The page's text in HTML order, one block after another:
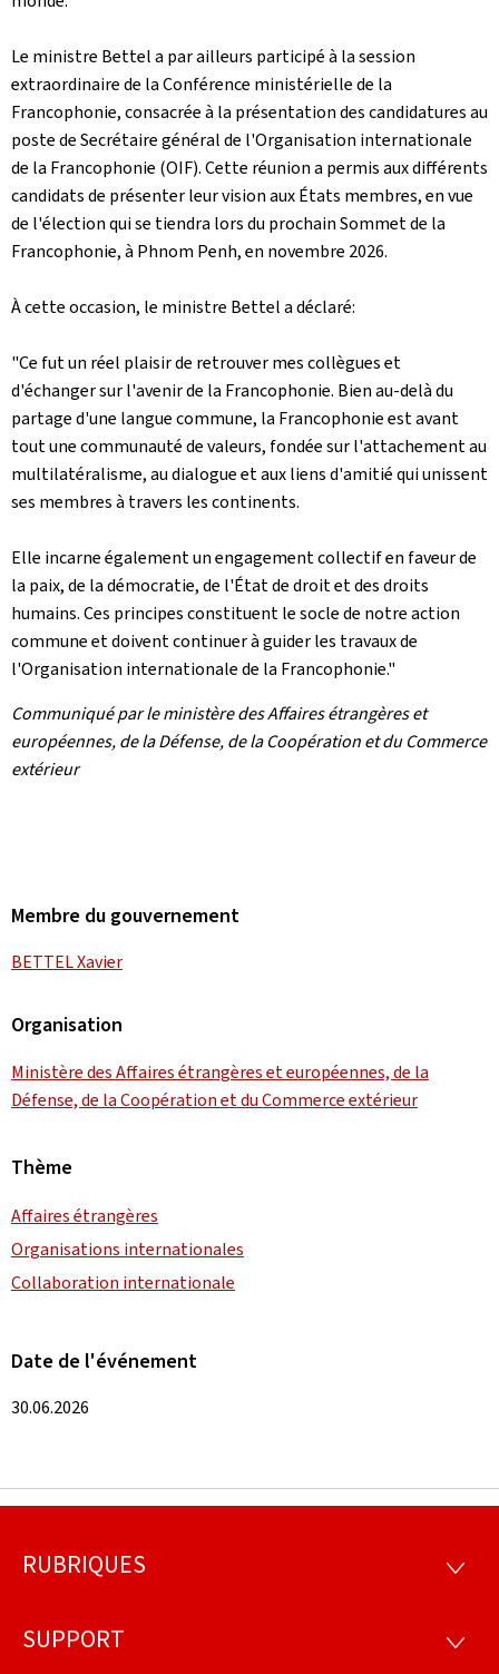
Le ministre Bettel a par ailleurs participé à la session
extraordinaire de la Conférence ministérielle de la
Francophonie, consacrée à la présentation des candidatures au
poste de Secrétaire général de l'Organisation internationale
de la Francophonie (OIF). Cette réunion a permis aux différents
candidats de présenter leur vision aux États membres, en vue
de l'élection qui se tiendra lors du prochain Sommet de la
Francophonie, à Phnom Penh, en novembre 2026.
À cette occasion, le ministre Bettel a déclaré:
"Ce fut un réel plaisir de retrouver mes collègues et
d'échanger sur l'avenir de la Francophonie. Bien au-delà du
partage d'une langue commune, la Francophonie est avant
tout une communauté de valeurs, fondée sur l'attachement au
multilatéralisme, au dialogue et aux liens d'amitié qui unissent
ses membres à travers les continents.
Elle incarne également un engagement collectif en faveur de
la paix, de la démocratie, de l'État de droit et des droits
humains. Ces principes constituent le socle de notre action
commune et doivent continuer à guider les travaux de
l'Organisation internationale de la Francophonie."
Communiqué par le ministère des Affaires étrangères et
européennes, de la Défense, de la Coopération et du Commerce
extérieur
Membre du gouvernement
BETTEL Xavier
Organisation
Ministère des Affaires étrangères et européennes, de la
Défense, de la Coopération et du Commerce extérieur
Thème
Affaires étrangères
Organisations internationales
Collaboration internationale
Date de l'événement
30.06.2026
Pied
page
RUBRIQUES
SUPPORT